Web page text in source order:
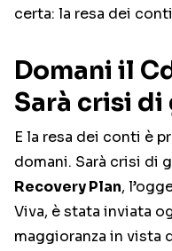
certa: la resa dei
Domani il
Sarà crisi di
E la resa dei conti è
domani. Sarà crisi di
Recovery Plan,
Viva, è stata inviata
maggioranza in vista